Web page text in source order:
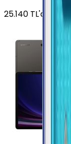
25.140 TL'den